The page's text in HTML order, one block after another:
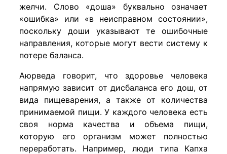
желчи. Слово «доша» буквально означает
«ошибка» или «в неисправном состоянии»,
поскольку доши указывают те ошибочные
направления, которые могут вести систему к
потере баланса.
Аюрведа говорит, что здоровье человека
напрямую зависит от дисбаланса его дош, от
вида пищеварения, а также от количества
принимаемой пищи. У каждого человека есть
своя норма качества и объема пищи,
которую его организм может полностью
переработать. Например, люди типа Капха